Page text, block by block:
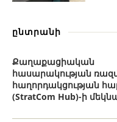
ընտրանի
Քաղաքացիական
հասարակության
հաղորդակցության
(StratCom Hub)-ի